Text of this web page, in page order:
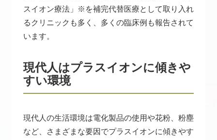
スイオン療法」※を補完代替医療として取り入れ
るクリニックも多く、多くの臨床例も報告されて
います。
現代人はプラスイオンに傾きや
すい環境
現代人の生活環境は電化製品の使用や花粉、粉塵
など、さまざまな要因でプラスイオンに傾きやす